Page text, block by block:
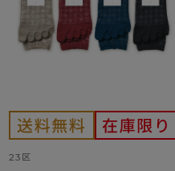
23区